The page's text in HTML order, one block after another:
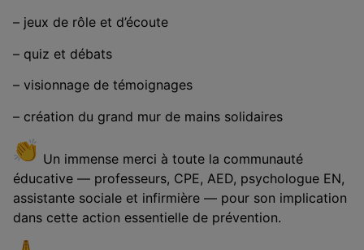
– jeux de rôle et d’écoute
– quiz et débats
– visionnage de témoignages
– création du grand mur de mains solidaires
Un immense merci à toute la communauté
éducative — professeurs, CPE, AED, psychologue EN,
assistante sociale et infirmière — pour son implication
dans cette action essentielle de prévention.